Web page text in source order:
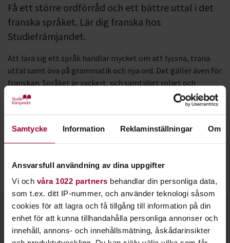
Samtycke Information Reklaminställningar Om
Ansvarsfull användning av dina uppgifter
Vi och våra 1022 partners behandlar din personliga data,
som t.ex. ditt IP-nummer, och använder teknologi såsom
cookies för att lagra och få tillgång till information på din
enhet för att kunna tillhandahålla personliga annonser och
innehåll, annons- och innehållsmätning, åskådarinsikter
Få ett större ordförråd och ett bättre uttal i det
franska språket. Lär dig franska hos
Studiefrämjandet.
Att lära sig ett språk handlar mycket om att lyssna, träna
uttal samt öva på grammatik och nya ord. Det gäller även för
franskan. Språket är vackert, och samtidigt roligt och
utmanade att lära sig.
Har du ett intresse för kultur är franskan helt rätt språk.
Mycket inom litteratur, film och konst skapas på franska.
modersmål i länder som Frankrike, Belgien, Schweiz och
Kanada.
Kontakt